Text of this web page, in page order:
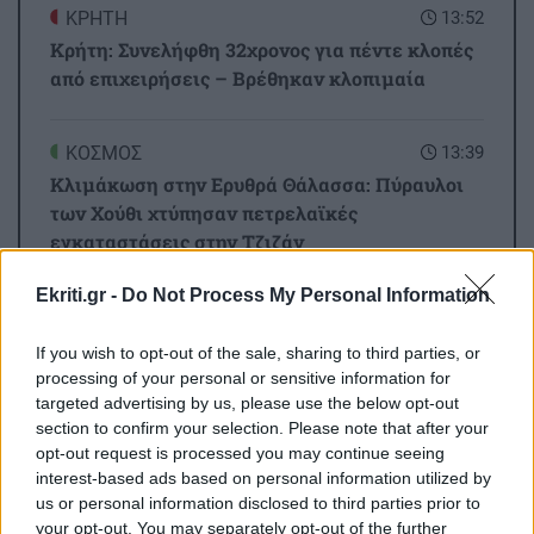
Ekriti.gr - Do Not Process My Personal Information
If you wish to opt-out of the sale, sharing to third parties, or
processing of your personal or sensitive information for
targeted advertising by us, please use the below opt-out
section to confirm your selection. Please note that after your
opt-out request is processed you may continue seeing
interest-based ads based on personal information utilized by
us or personal information disclosed to third parties prior to
your opt-out. You may separately opt-out of the further
13:52
ΚΡΗΤΗ
Κρήτη: Συνελήφθη 32χρονος για πέντε κλοπές
από επιχειρήσεις – Βρέθηκαν κλοπιμαία
13:39
ΚΟΣΜΟΣ
Κλιμάκωση στην Ερυθρά Θάλασσα: Πύραυλοι
των Χούθι χτύπησαν πετρελαϊκές
εγκαταστάσεις στην Τζιζάν
Σκύλος ή Γάτα: Ποιο κατοικίδιο «συμφέρει»
περισσότερο την τσέπη σου το 2026;
13:23
ΚΡΗΤΗ
Σε πύρινο συναγερμό η χώρα - Στο «κόκκινο» ο
κίνδυνος πυρκαγιάς στην Κρήτη με ριπές
Όλες οι ειδήσεις